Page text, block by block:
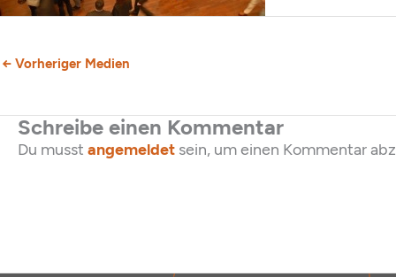
← Vorheriger Medien
Schreibe einen Kommentar
Du musst angemeldet sein, um einen Kommentar